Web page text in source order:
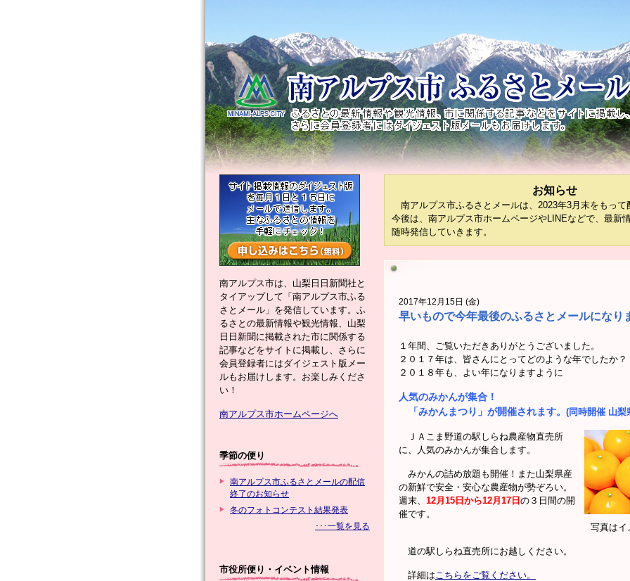
南アルプス市は、山梨日日新聞社と
タイアップして「南アルプス市ふる
さとメール」を発信しています。ふ
るさとの最新情報や観光情報、山梨
日日新聞に掲載された市に関係する
記事などをサイトに掲載し、さらに
会員登録者にはダイジェスト版メー
ルもお届けします。お楽しみくださ
い！
南アルプス市ホームページへ
季節の便り
南アルプス市ふるさとメールの配信
終了のお知らせ
冬のフォトコンテスト結果発表
･･･一覧を見る
市役所便り・イベント情報
お知らせ
南アルプス市ふるさとメールは、2023年3月末をもって
今後は、南アルプス市ホームページやLINEなどで、最新
随時発信していきます。
2017年12月15日 (金)
早いもので今年最後のふるさとメールになり
１年間、ご覧いただきありがとうございました。
２０１７年は、皆さんにとってどのような年でしたか？
２０１８年も、よい年になりますように
人気のみかんが集合！
「みかんまつり」が開催されます。 (同時開催 山梨
ＪＡこま野道の駅しらね農産物直売所
に、人気のみかんが集合します。
みかんの詰め放題も開催！また山梨県産
の新鮮で安全・安心な農産物が勢ぞろい。
週末、 12月15日から12月17日 の３日間の開
催です。
写真はイメージで
道の駅しらね直売所にお越しください。
詳細はこちらをご覧ください。